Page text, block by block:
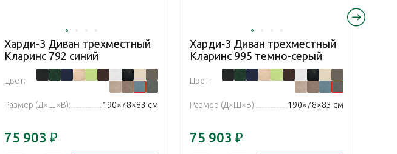
Харди-3 Диван трехместный
Кларинс 792 синий
Цвет:
Размер (Д×Ш×В): 190×78×83 см
75 903 ₽
Харди-3 Диван трехместный
Кларинс 995 темно-серый
Цвет:
Размер (Д×Ш×В): 190×78×83 см
75 903 ₽